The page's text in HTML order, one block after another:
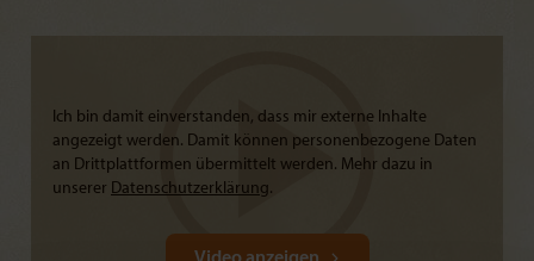
Ich bin damit einverstanden, dass mir externe Inhalte
angezeigt werden. Damit können personenbezogene Daten
an Drittplattformen übermittelt werden. Mehr dazu in
unserer Datenschutzerklärung.